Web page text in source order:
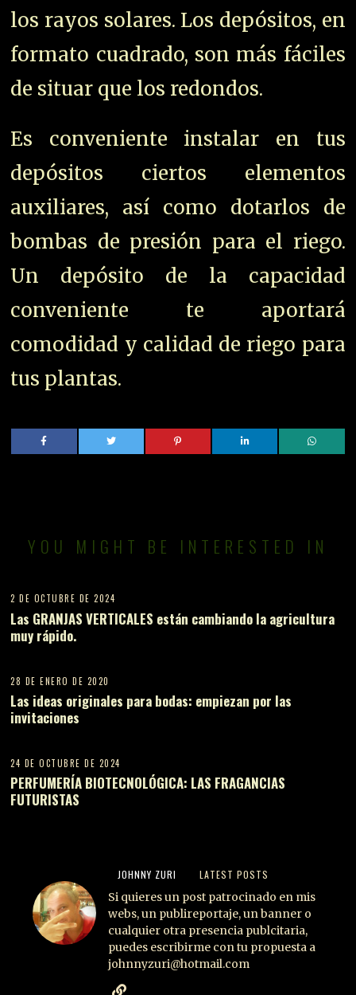
los rayos solares. Los depósitos, en
formato cuadrado, son más fáciles
de situar que los redondos.
Es conveniente instalar en tus
depósitos ciertos elementos
auxiliares, así como dotarlos de
bombas de presión para el riego.
Un depósito de la capacidad
conveniente te aportará
comodidad y calidad de riego para
tus plantas.
YOU MIGHT BE INTERESTED IN
2 DE OCTUBRE DE 2024
Las GRANJAS VERTICALES están cambiando la agricultura
muy rápido.
28 DE ENERO DE 2020
Las ideas originales para bodas: empiezan por las
invitaciones
24 DE OCTUBRE DE 2024
PERFUMERÍA BIOTECNOLÓGICA: LAS FRAGANCIAS
FUTURISTAS
JOHNNY ZURI LATEST POSTS
Si quieres un post patrocinado en mis
webs, un publireportaje, un banner o
cualquier otra presencia publcitaria,
puedes escribirme con tu propuesta a
johnnyzuri@hotmail.com